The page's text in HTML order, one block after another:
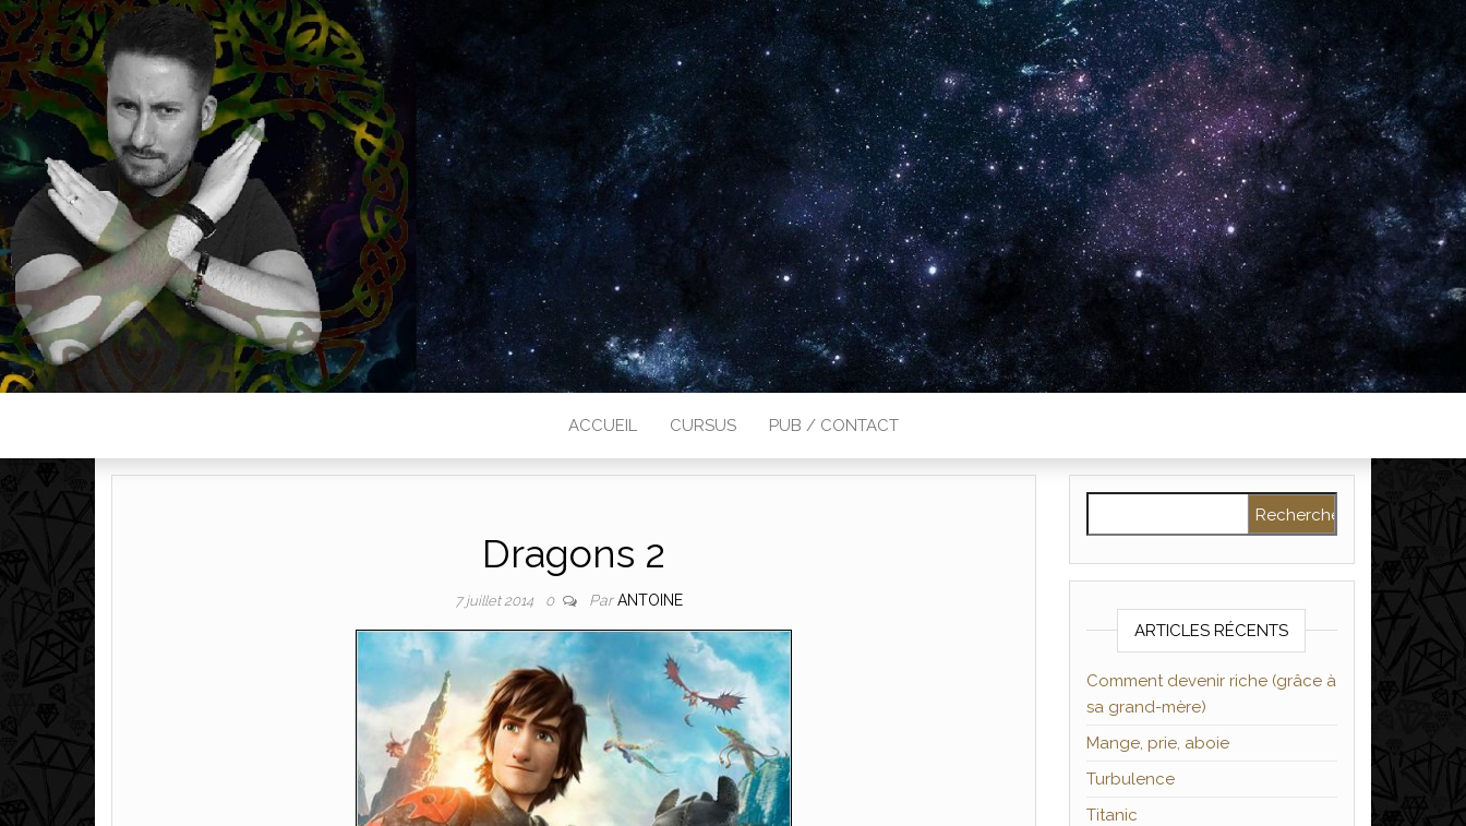
Plus de 2800 critiques de films
ACCUEIL CURSUS PUB / CONTACT
Dragons 2
7 juillet 2014 0 ParANTOINE
ARTICLES RÉCENTS
Comment devenir riche (grâce à
sa grand-mère)
Mange, prie, aboie
Turbulence
Titanic